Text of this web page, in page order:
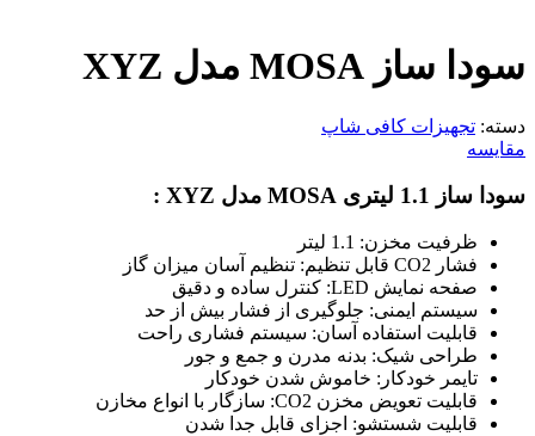
سودا ساز MOSA مدل XYZ
دسته: تجهیزات کافی شاپ
مقایسه
سودا ساز 1.1 لیتری MOSA مدل XYZ :
ظرفیت مخزن: 1.1 لیتر
فشار CO2 قابل تنظیم: تنظیم آسان میزان گاز
صفحه نمایش LED: کنترل ساده و دقیق
سیستم ایمنی: جلوگیری از فشار بیش از حد
قابلیت استفاده آسان: سیستم فشاری راحت
طراحی شیک: بدنه مدرن و جمع و جور
تایمر خودکار: خاموش شدن خودکار
قابلیت تعویض مخزن CO2: سازگار با انواع مخازن
قابلیت شستشو: اجزای قابل جدا شدن